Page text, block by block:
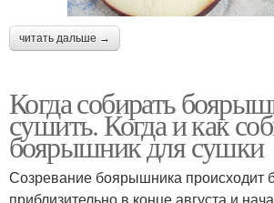
читать дальше →
Когда собирать
сушить. Когда и как
боярышник для сушки
Созревание боярышника происходит